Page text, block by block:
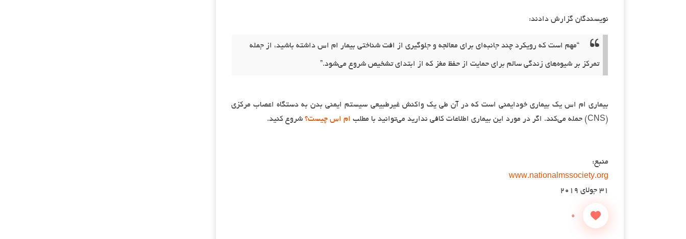
نویسندگان گزارش دادند:
“مهم است که رویکرد چند جانبه‌ای برای معالجه و جلوگیری از افت شناختی بیمار ام اس داشته باشید، از جمله
تمرکز بر شیوه‌های زندگی سالم برای حمایت از حفظ مغز که از ابتدای تشخیص شروع می‌شود.”
بیماری ام اس یک بیماری خودایمنی است که در آن طی یک واکنش غیرطبیعی سیستم ایمنی بدن به دستگاه اعصاب مرکزی
(CNS) حمله می‌کند. اگر در مورد این بیماری اطلاعات کافی ندارید می‌توانید با مطلب
ام اس چیست؟ شروع کنید.
منبع:
www.nationalmssociety.org
۳۱ جولای ۲۰۱۹
0